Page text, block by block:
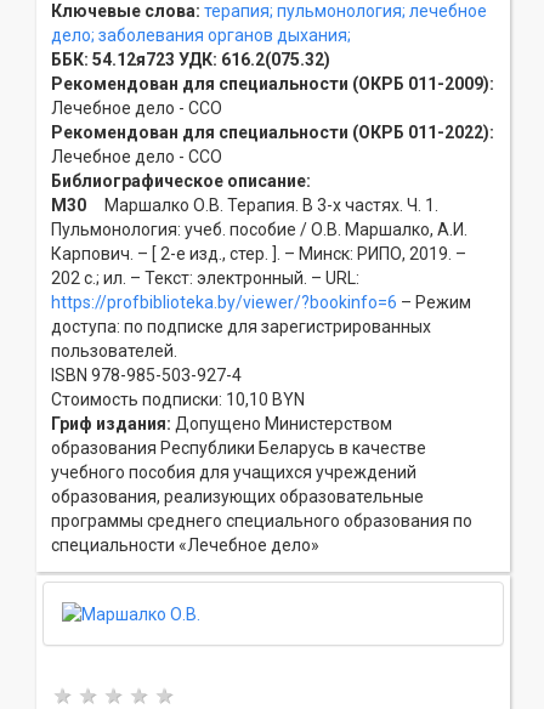
Ключевые слова: терапия; пульмонология; лечебное
дело; заболевания органов дыхания;
ББК: 54.12я723 УДК: 616.2(075.32)
Рекомендован для специальности (ОКРБ 011-2009):
Лечебное дело - ССO
Рекомендован для специальности (ОКРБ 011-2022):
Лечебное дело - ССO
Библиографическое описание:
М30 Маршалко О.В. Терапия. В 3-х частях. Ч. 1.
Пульмонология: учеб. пособие / О.В. Маршалко, А.И.
Карпович. – [ 2-е изд., стер. ]. – Минск: РИПО, 2019. –
202 с.; ил. – Текст: электронный. – URL:
https://profbiblioteka.by/viewer/?bookinfo=6 – Режим
доступа: по подписке для зарегистрированных
пользователей.
ISBN 978-985-503-927-4
Стоимость подписки: 10,10 BYN
Гриф издания: Допущено Министерством
образования Республики Беларусь в качестве
учебного пособия для учащихся учреждений
образования, реализующих образовательные
программы среднего специального образования по
специальности «Лечебное дело»